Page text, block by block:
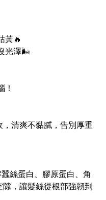
黃🔥
光澤🌬️
！
清爽不黏膩，告別厚重
絲蛋白、膠原蛋白、角
，讓髮絲從根部強韌到